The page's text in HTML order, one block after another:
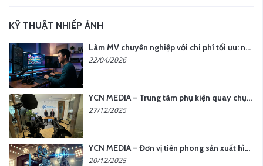
KỸ THUẬT NHIẾP ẢNH
Làm MV chuyên nghiệp với chi phí tối ưu: nên chọn quay thực tế hay video AI?
22/04/2026
YCN MEDIA – Trung tâm phụ kiện quay chụp tại Hà Nội
27/12/2025
YCN MEDIA – Đơn vị tiên phong sản xuất hình ảnh & âm thanh bằng AI tại Hà Nội
20/12/2025